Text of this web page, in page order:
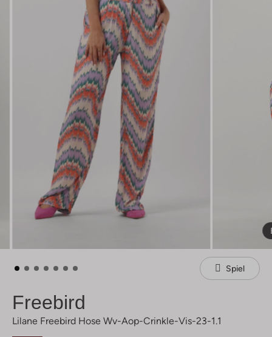
Spiel
Freebird
Lilane Freebird Hose Wv-Aop-Crinkle-Vis-23-1.1